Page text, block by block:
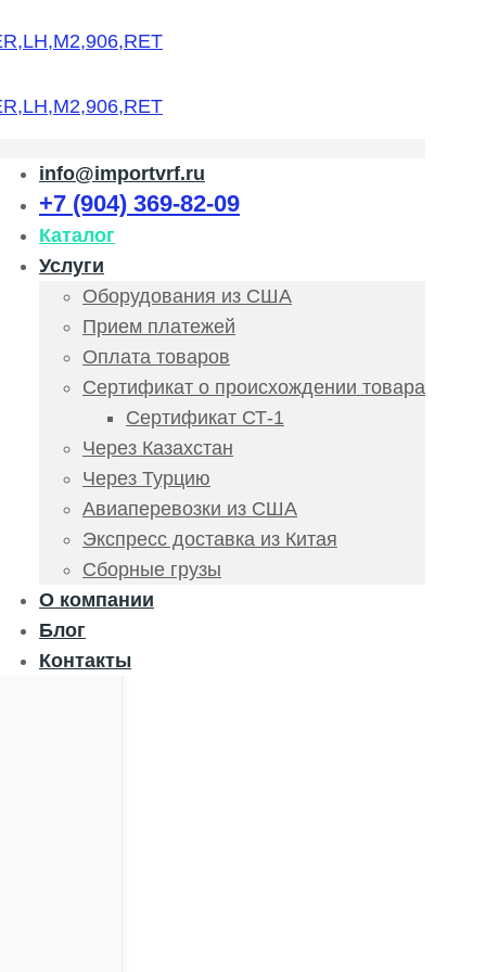
info@importvrf.ru
+7 (904) 369-82-09
Каталог
Услуги
Оборудования из США
Прием платежей
Оплата товаров
Сертификат о происхождении товара
Сертификат СТ-1
Через Казахстан
Через Турцию
Авиаперевозки из США
Экспресс доставка из Китая
Сборные грузы
О компании
Блог
Контакты